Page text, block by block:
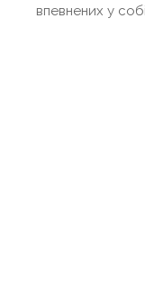
впевнених у